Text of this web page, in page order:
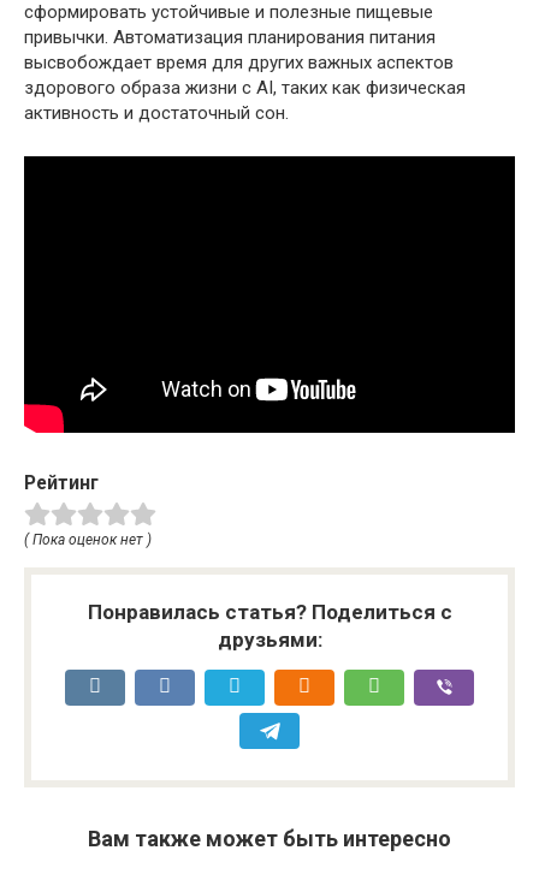
сформировать устойчивые и полезные пищевые
привычки. Автоматизация планирования питания
высвобождает время для других важных аспектов
здорового образа жизни с AI, таких как физическая
активность и достаточный сон.
Рейтинг
( Пока оценок нет )
Понравилась статья? Поделиться с
друзьями:
Вам также может быть интересно